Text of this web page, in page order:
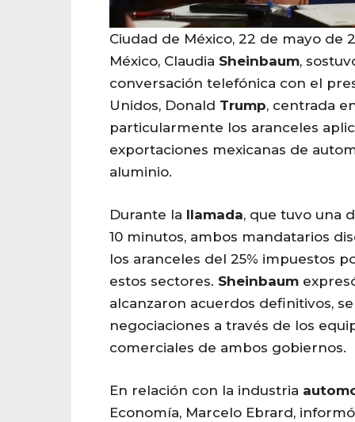
Ciudad de México, 22 de mayo de
México, Claudia Sheinbaum,
conversación telefónica con el
Unidos, Donald Trump, centrada
particularmente los aranceles
exportaciones mexicanas de
aluminio.
Durante la llamada, que tuvo una
10 minutos, ambos mandatarios
los aranceles del 25% impuestos
estos sectores. Sheinbaum
alcanzaron acuerdos definitivos,
negociaciones a través de los
comerciales de ambos gobiernos.
En relación con la industria
Economía, Marcelo Ebrard,